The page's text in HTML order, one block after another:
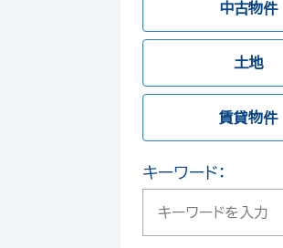
中古物件
土地
賃貸物件
キーワード：